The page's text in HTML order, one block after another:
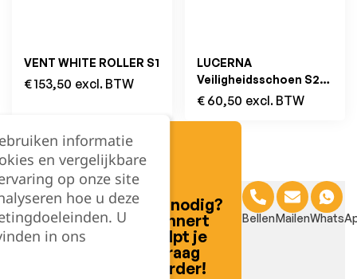
VENT WHITE ROLLER S1
€153,50 excl. BTW
LUCERNA
Veiligheidsschoen S2
SRC
€ 60,50 excl. BTW
Hulp nodig?
Lennert
helpt je
graag
verder!
BellenMailen
informatie
en vergelijkbare
op onze site
hoe u deze
U
in ons